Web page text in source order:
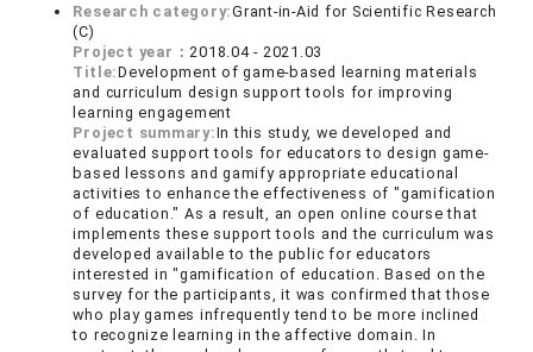
Research category:Grant-in-Aid for Scientific Research
(C)
Project year： 2018.04 - 2021.03
Title:Development of game-based learning materials
and curriculum design support tools for improving
learning engagement
Project summary:In this study, we developed and
evaluated support tools for educators to design game-
based lessons and gamify appropriate educational
activities to enhance the effectiveness of "gamification
of education." As a result, an open online course that
implements these support tools and the curriculum was
developed available to the public for educators
interested in "gamification of education. Based on the
survey for the participants, it was confirmed that those
who play games infrequently tend to be more inclined
to recognize learning in the affective domain. In